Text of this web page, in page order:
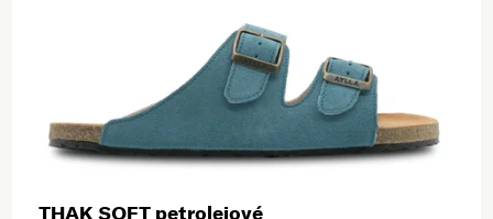
THAK SOFT petrolejové